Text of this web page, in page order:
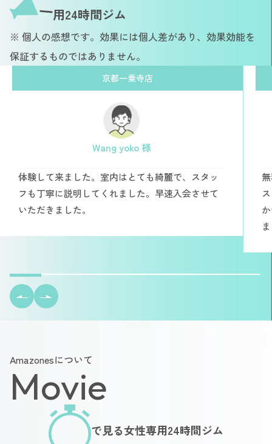
用24時間ジム
※ 個人の感想です。効果には個人差があり、効果効能を
保証するものではありません。
京都一乗寺店
Wang yoko 様
体験して来ました。室内はとても綺麗で、スタッ
フも丁寧に説明してくれました。早速入会させて
いただきました。
Amazonesについて
Movie
で見る女性専用24時間ジム